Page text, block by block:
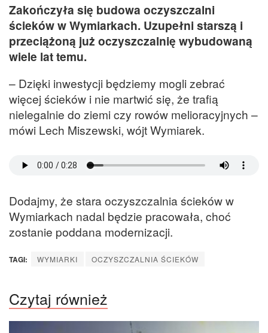
Zakończyła się budowa oczyszczalni
ścieków w Wymiarkach. Uzupełni starszą i
przeciążoną już oczyszczalnię wybudowaną
wiele lat temu.
– Dzięki inwestycji będziemy mogli zebrać
więcej ścieków i nie martwić się, że trafią
nielegalnie do ziemi czy rowów melioracyjnych –
mówi Lech Miszewski, wójt Wymiarek.
Dodajmy, że stara oczyszczalnia ścieków w
Wymiarkach nadal będzie pracowała, choć
zostanie poddana modernizacji.
TAGI: WYMIARKI OCZYSZCZALNIA ŚCIEKÓW
Czytaj również